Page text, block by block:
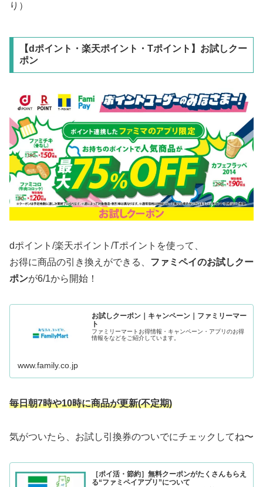
り）
【dポイント・楽天ポイント・Tポイント】お試しクー
ポン
dポイント/楽天ポイント/Tポイントを使って、
お得に商品の引き換えができる、 ファミペイのお試しクー
ポンが6/1から開始！
お試しクーポン｜キャンペーン｜ファミリーマー
ト
ファミリーマートお得情報・キャンペーン・アプリのお得
情報をなどをご紹介しています。
www.family.co.jp
毎日朝7時や10時に商品が更新(不定期)
気がついたら、お試し引換券のついでにチェックしてね〜
［ポイ活・節約］無料クーポンがたくさんもらえ
る“ファミペイアプリ”について